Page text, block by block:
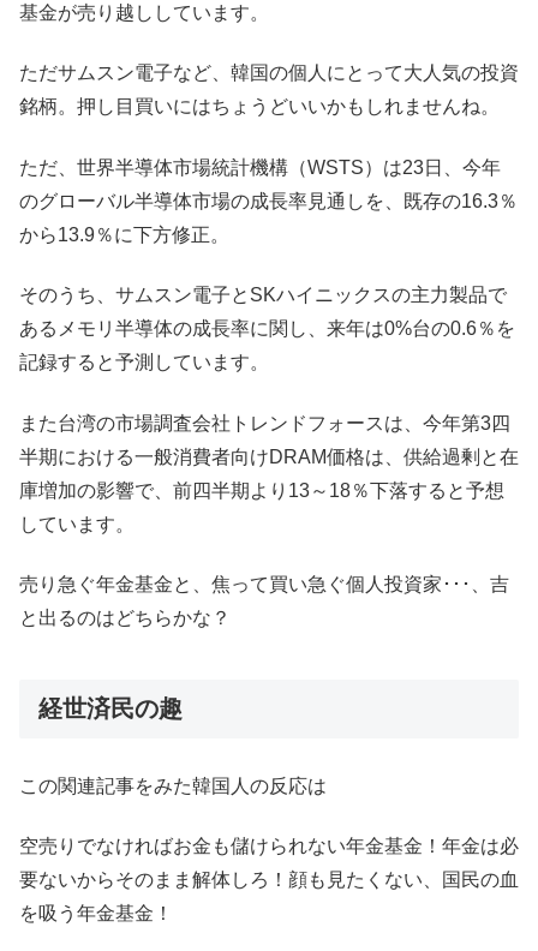
基金が売り越ししています。
ただサムスン電子など、韓国の個人にとって大人気の投資
銘柄。押し目買いにはちょうどいいかもしれませんね。
ただ、世界半導体市場統計機構（WSTS）は23日、今年
のグローバル半導体市場の成長率見通しを、既存の16.3％
から13.9％に下方修正。
そのうち、サムスン電子とSKハイニックスの主力製品で
あるメモリ半導体の成長率に関し、来年は0%台の0.6％を
記録すると予測しています。
また台湾の市場調査会社トレンドフォースは、今年第3四
半期における一般消費者向けDRAM価格は、供給過剰と在
庫増加の影響で、前四半期より13～18％下落すると予想
しています。
売り急ぐ年金基金と、焦って買い急ぐ個人投資家･･･、吉
と出るのはどちらかな？
経世済民の趣
この関連記事をみた韓国人の反応は
空売りでなければお金も儲けられない年金基金！年金は必
要ないからそのまま解体しろ！顔も見たくない、国民の血
を吸う年金基金！